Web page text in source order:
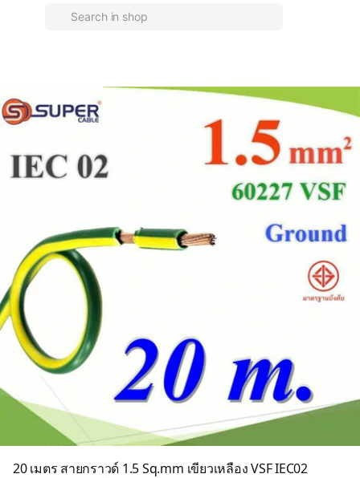
20 เมตร สายกราวด์ 1.5 Sq.mm เขียวเหลือง VSF IEC02